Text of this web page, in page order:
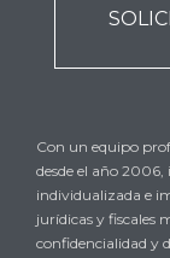
Con un equipo
desde el año
individualizada e
jurídicas y fiscales
confidencialidad y